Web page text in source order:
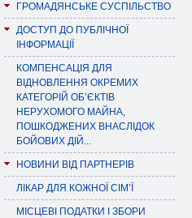
ГРОМАДЯНСЬКЕ СУСПІЛЬСТВО
ДОСТУП ДО ПУБЛІЧНОЇ
ІНФОРМАЦІЇ
КОМПЕНСАЦІЯ ДЛЯ
ВІДНОВЛЕННЯ ОКРЕМИХ
КАТЕГОРІЙ ОБ’ЄКТІВ
НЕРУХОМОГО МАЙНА,
ПОШКОДЖЕНИХ ВНАСЛІДОК
БОЙОВИХ ДІЙ...
НОВИНИ ВІД ПАРТНЕРІВ
ЛІКАР ДЛЯ КОЖНОЇ СІМ’Ї
МІСЦЕВІ ПОДАТКИ І ЗБОРИ